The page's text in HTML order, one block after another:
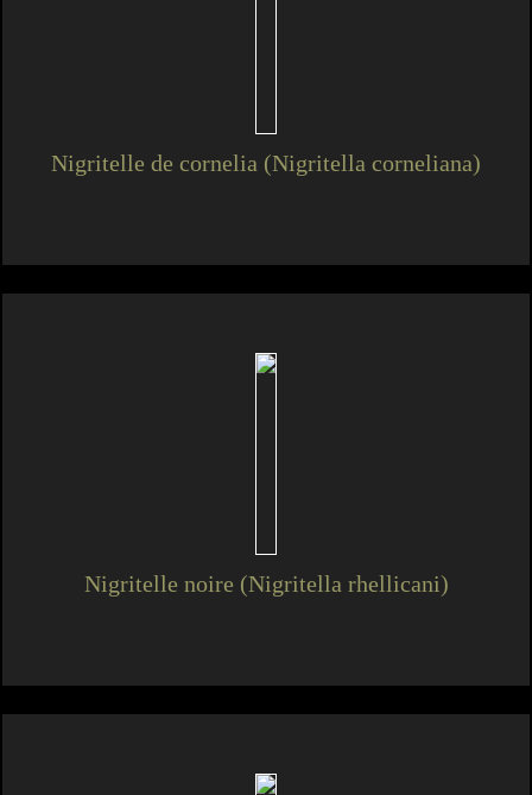
Nigritelle de cornelia (Nigritella corneliana)
Nigritelle noire (Nigritella rhellicani)